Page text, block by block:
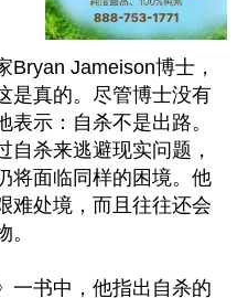
Bryan Jameison博士，
是真的。尽管博士没有
示：自杀不是出路。
自杀来逃避现实问题，
将面临同样的困境。他
难处境，而且往往还会
一书中，他指出自杀的